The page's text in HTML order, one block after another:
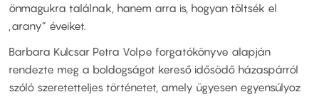
önmagukra találnak, hanem arra is, hogyan töltsék el
„arany” éveiket.
Barbara Kulcsar Petra Volpe forgatókönyve alapján
rendezte meg a boldogságot kereső idősödő házaspárról
szóló szeretetteljes történetet, amely ügyesen egyensúlyoz